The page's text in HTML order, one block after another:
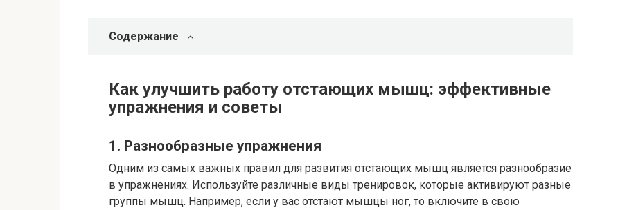
Содержание
Как улучшить работу отстающих мышц: эффективные
упражнения и советы
1. Разнообразные упражнения
Одним из самых важных правил для развития отстающих мышц является разнообразие
в упражнениях. Используйте различные виды тренировок, которые активируют разные
группы мышц. Например, если у вас отстают мышцы ног, то включите в свою